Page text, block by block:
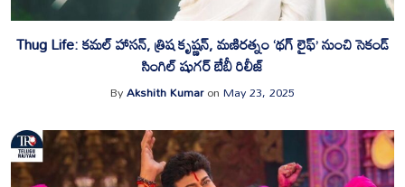
Thug Life: కమల్ హాసన్, త్రిష కృష్ణన్, మణిరత్నం ‘థగ్ లైఫ్’ నుంచి సెకండ్
సింగిల్ షుగర్ బేబీ రిలీజ్
ByAkshith KumaronMay 23, 2025